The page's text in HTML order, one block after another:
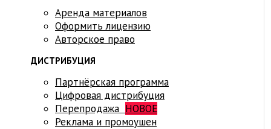
Аренда материалов
Оформить лицензию
Авторское право
ДИСТРИБУЦИЯ
Партнёрская программа
Цифровая дистрибуция
Перепродажа НОВОЕ
Реклама и промоушен